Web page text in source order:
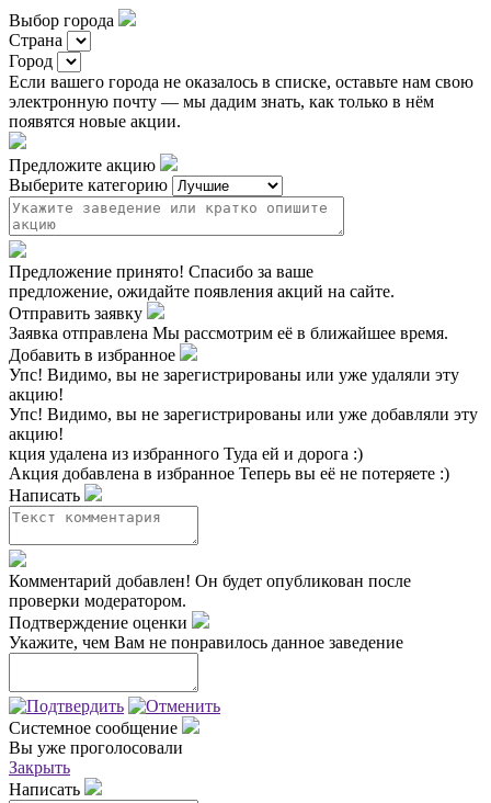
Выбор города
Страна
Город
Если вашего города не оказалось в списке, оставьте нам свою
электронную почту — мы дадим знать, как только в нём
появятся новые акции.
Предложите акцию
Выберите категорию
Предложение принято! Спасибо за ваше
предложение, ожидайте появления акций на сайте.
Отправить заявку
Заявка отправлена Мы рассмотрим её в ближайшее время.
Добавить в избранное
Упс! Видимо, вы не зарегистрированы или уже удаляли эту
акцию!
Упс! Видимо, вы не зарегистрированы или уже добавляли эту
акцию!
кция удалена из избранного Туда ей и дорога :)
Акция добавлена в избранное Теперь вы её не потеряете :)
Написать
Комментарий добавлен! Он будет опубликован после
проверки модератором.
Подтверждение оценки
Укажите, чем Вам не понравилось данное заведение
Системное сообщение
Вы уже проголосовали
Закрыть
Написать